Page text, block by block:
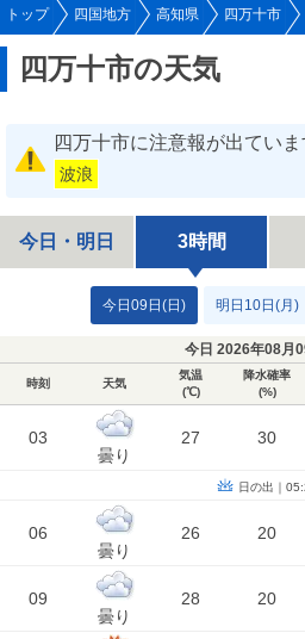
トップ 四国地方 高知県 四万十市
四万十市の天気
四万十市に注意報が出ていま
波浪
今日・明日 3時間
今日09日(日) 明日10日(月)
今日 2026年08月
時刻 天気
気温
(℃)
降水確率
(%)
03
曇り
27 30
日の出｜
06
曇り
26 20
09
曇り
28 20